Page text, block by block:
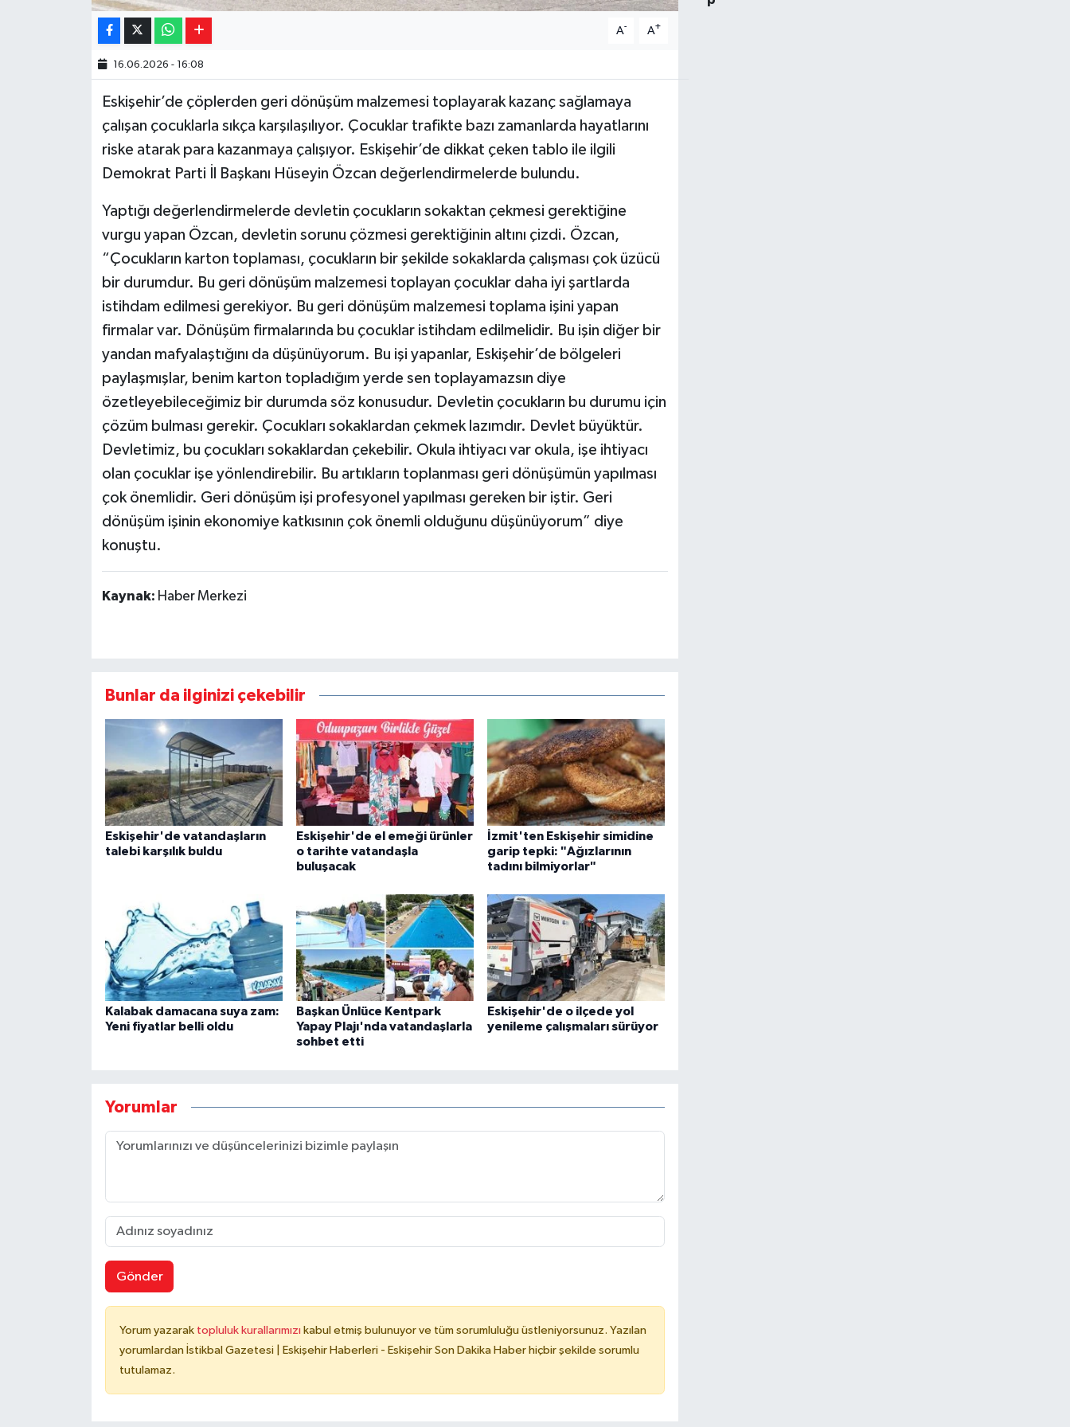
A- A+
16.06.2026 - 16:08
Eskişehir’de çöplerden geri dönüşüm malzemesi toplayarak kazanç sağlamaya
çalışan çocuklarla sıkça karşılaşılıyor. Çocuklar trafikte bazı zamanlarda hayatlarını
riske atarak para kazanmaya çalışıyor. Eskişehir’de dikkat çeken tablo ile ilgili
Demokrat Parti İl Başkanı Hüseyin Özcan değerlendirmelerde bulundu.
Yaptığı değerlendirmelerde devletin çocukların sokaktan çekmesi gerektiğine
vurgu yapan Özcan, devletin sorunu çözmesi gerektiğinin altını çizdi. Özcan,
“Çocukların karton toplaması, çocukların bir şekilde sokaklarda çalışması çok üzücü
bir durumdur. Bu geri dönüşüm malzemesi toplayan çocuklar daha iyi şartlarda
istihdam edilmesi gerekiyor. Bu geri dönüşüm malzemesi toplama işini yapan
firmalar var. Dönüşüm firmalarında bu çocuklar istihdam edilmelidir. Bu işin diğer bir
yandan mafyalaştığını da düşünüyorum. Bu işi yapanlar, Eskişehir’de bölgeleri
paylaşmışlar, benim karton topladığım yerde sen toplayamazsın diye
özetleyebileceğimiz bir durumda söz konusudur. Devletin çocukların bu durumu için
çözüm bulması gerekir. Çocukları sokaklardan çekmek lazımdır. Devlet büyüktür.
Devletimiz, bu çocukları sokaklardan çekebilir. Okula ihtiyacı var okula, işe ihtiyacı
olan çocuklar işe yönlendirebilir. Bu artıkların toplanması geri dönüşümün yapılması
çok önemlidir. Geri dönüşüm işi profesyonel yapılması gereken bir iştir. Geri
dönüşüm işinin ekonomiye katkısının çok önemli olduğunu düşünüyorum” diye
konuştu.
Kaynak: Haber Merkezi
Bunlar da ilginizi çekebilir
Eskişehir'de vatandaşların
talebi karşılık buldu
Eskişehir'de el emeği ürünler
o tarihte vatandaşla
buluşacak
İzmit'ten Eskişehir simidine
garip tepki: "Ağızlarının
tadını bilmiyorlar"
Kalabak damacana suya zam:
Yeni fiyatlar belli oldu
Başkan Ünlüce Kentpark
Yapay Plajı'nda vatandaşlarla
sohbet etti
Eskişehir'de o ilçede yol
yenileme çalışmaları sürüyor
Yorumlar
Gönder
Yorum yazarak topluluk kurallarımızı kabul etmiş bulunuyor ve tüm sorumluluğu üstleniyorsunuz. Yazılan
yorumlardan İstikbal Gazetesi | Eskişehir Haberleri - Eskişehir Son Dakika Haber hiçbir şekilde sorumlu
tutulamaz.